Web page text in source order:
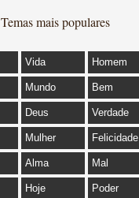
Temas mais populares
Vida Homem
Mundo Bem
Deus Verdade
Mulher Felicidade
Alma Mal
Hoje Poder